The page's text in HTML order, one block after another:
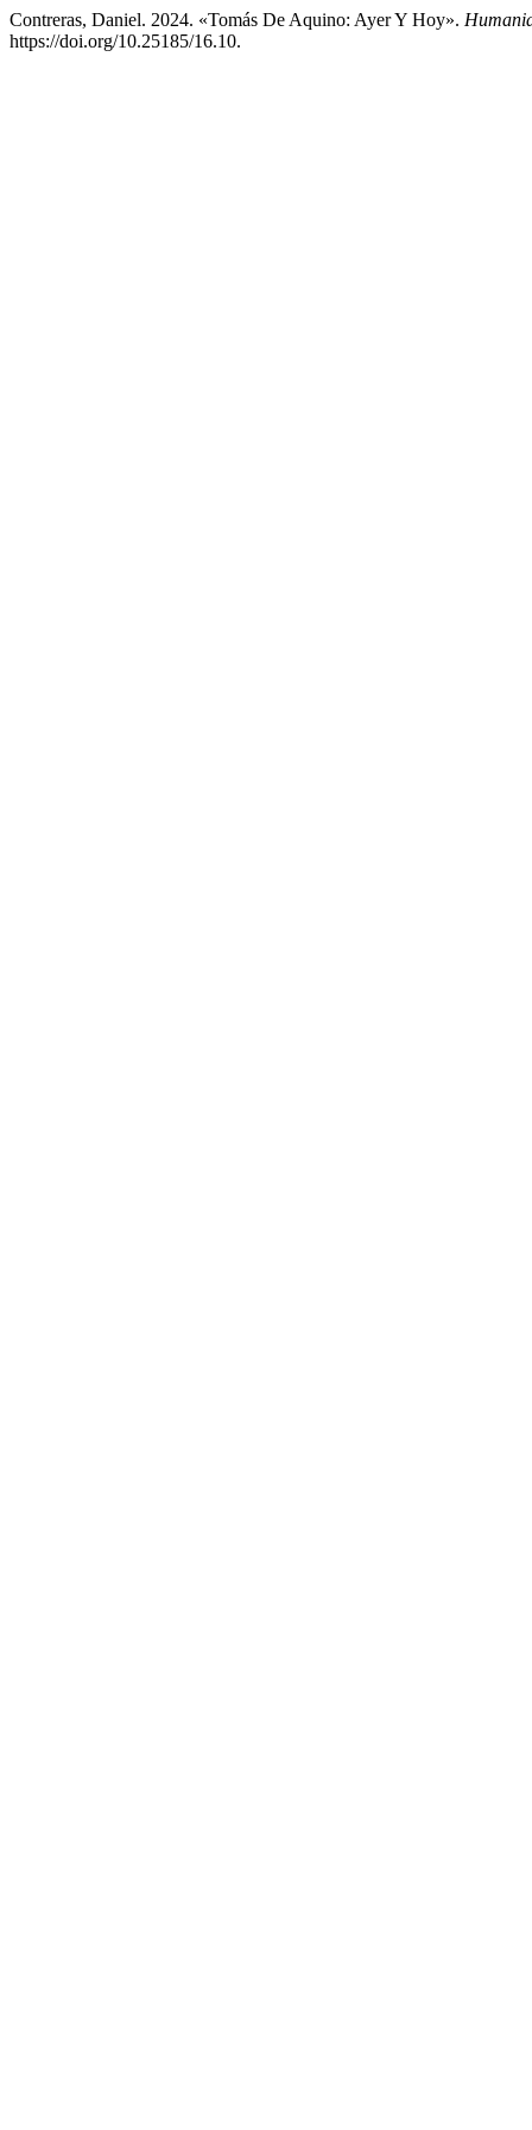
Contreras, Daniel. 2024. «Tomás De Aquino: Ayer Y Hoy».
https://doi.org/10.25185/16.10.